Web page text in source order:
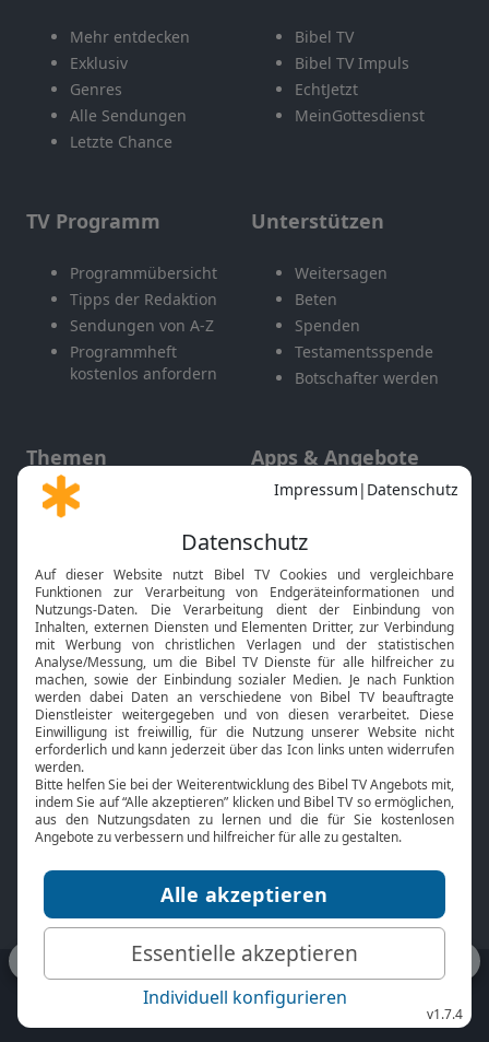
Mehr entdecken
Exklusiv
Genres
Alle Sendungen
Letzte Chance
Bibel TV
Bibel TV Impuls
EchtJetzt
MeinGottesdienst
TV Programm
Programmübersicht
Tipps der Redaktion
Sendungen von A-Z
Programmheft
kostenlos anfordern
Unterstützen
Weitersagen
Beten
Spenden
Testamentsspende
Botschafter werden
Themen
Gott und Bibel erklärt
Neuigkeiten
Apps & Angebote
Mobile App
Smart TV
HbbTV
Bibelthek Online-Bibel
Nächster Gottesdienst
Bibel TV
Über uns
Jobs
Mediadaten
Service
Kontakt
TV-Empfang
bibeltv.de: Impressum
Datenschutz
Nutzungsbedingungen
Fakten Bibel TV App